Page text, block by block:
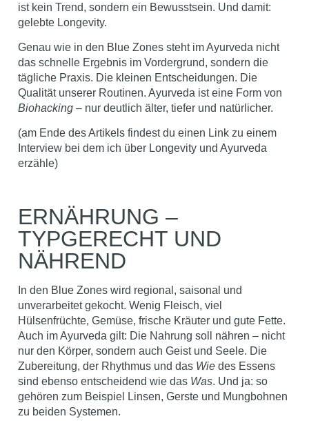
ist kein Trend, sondern ein Bewusstsein. Und damit:
gelebte Longevity.
Genau wie in den Blue Zones steht im Ayurveda nicht
das schnelle Ergebnis im Vordergrund, sondern die
tägliche Praxis. Die kleinen Entscheidungen. Die
Qualität unserer Routinen. Ayurveda ist eine Form von
Biohacking – nur deutlich älter, tiefer und natürlicher.
(am Ende des Artikels findest du einen Link zu einem
Interview bei dem ich über Longevity und Ayurveda
erzähle)
ERNÄHRUNG –
TYPGERECHT UND
NÄHREND
In den Blue Zones wird regional, saisonal und
unverarbeitet gekocht. Wenig Fleisch, viel
Hülsenfrüchte, Gemüse, frische Kräuter und gute Fette.
Auch im Ayurveda gilt: Die Nahrung soll nähren – nicht
nur den Körper, sondern auch Geist und Seele. Die
Zubereitung, der Rhythmus und das Wie des Essens
sind ebenso entscheidend wie das Was. Und ja: so
gehören zum Beispiel Linsen, Gerste und Mungbohnen
zu beiden Systemen.